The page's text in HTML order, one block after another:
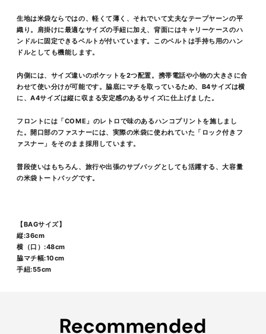
生地は米袋ならではの、軽くて薄く、それでいて丈夫なテープヤーンの平
織り。肩掛けに最適なサイズの手紐に加え、背面にはキャリーケースのハ
ンドルに固定できるベルトが付いています。このベルトは手持ち用のハン
ドルとしても機能します。
内側には、サイズ違いのポケットを2つ配置。携帯電話や小物の大きさに合
わせて使い分けが可能です。脇底にマチを取っているため、 B4サイズは横
に、A4サイズは縦に収まる安定感のあるサイズに仕上げました。
フロントには「COME 」のレトロで味のあるハンコプリントを施しまし
た。開口部のファスナーには、実際の米袋に使われていた「ロック付きフ
ァスナー」をそのまま採用しています。
普段使いはもちろん、旅行や出張のサブバッグとしても活躍する、大容量
の米袋トートバッグです。
【BAGサイズ】
縦:36cm
横（口）:48cm
脇マチ幅:10cm
手紐:55cm
Recommended